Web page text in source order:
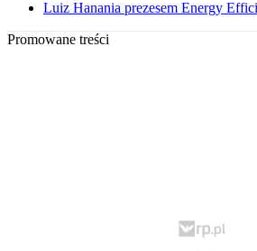
Luiz Hanania prezesem Energy
Promowane treści